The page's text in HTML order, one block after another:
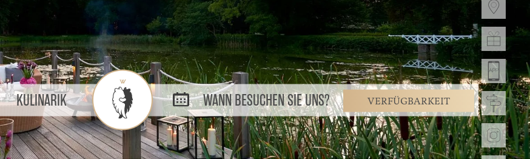
KULINARIK WANN BESUCHEN SIE UNS? VERFÜGBARKEIT